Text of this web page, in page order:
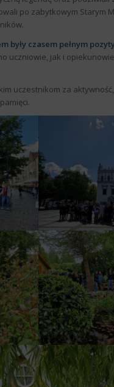
po zabytkowym Starym
były czasem pełnym
uczniowie, jak i
uczestnikom za